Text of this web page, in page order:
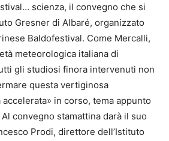
scienza, il convegno che si
Gresner di Albaré, organizzato
Baldofestival. Come Mercalli,
meteorologica italiana di
gli studiosi finora intervenuti non
questa vertiginosa
in corso, tema appunto
convegno stamattina darà il suo
Prodi, direttore dell’Istituto